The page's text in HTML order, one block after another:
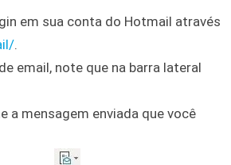
em sua conta do Hotmail através
.
email, note que na barra lateral
a mensagem enviada que você